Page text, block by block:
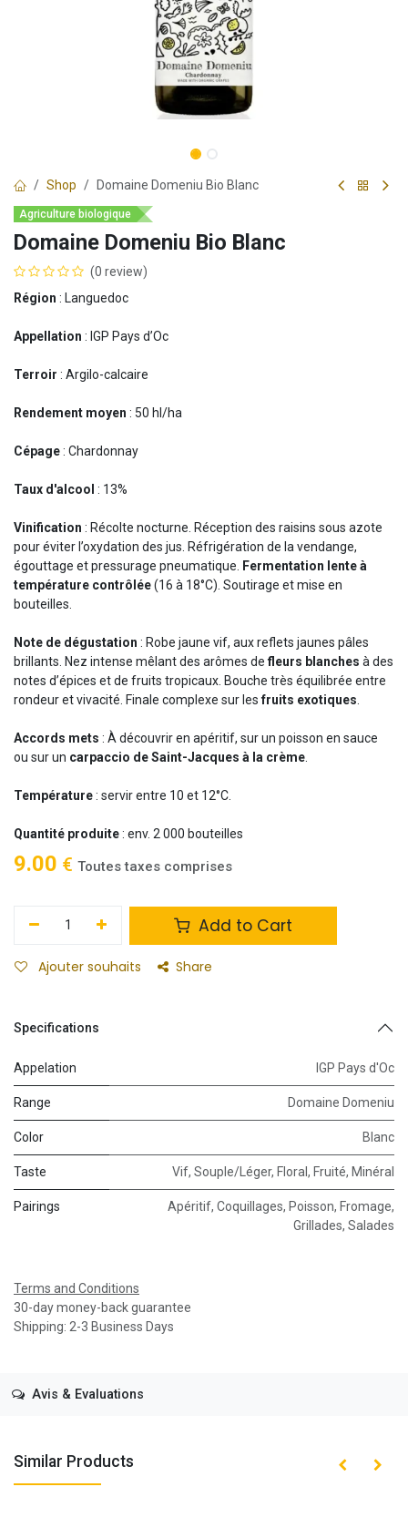
Shop Domaine Domeniu Bio Blanc
Agriculture biologique
Domaine Domeniu Bio Blanc
(0 review)
Région : Languedoc
Appellation : IGP Pays d’Oc
Terroir : Argilo-calcaire
Rendement moyen : 50 hl/ha
Cépage: Chardonnay
Taux d'alcool : 13%
Vinification : Récolte nocturne. Réception des raisins sous azote
pour éviter l’oxydation des jus. Réfrigération de la vendange,
égouttage et pressurage pneumatique. Fermentation lente à
température contrôlée(16 à 18°C). Soutirage et mise en
bouteilles.
Note de dégustation : Robe jaune vif, aux reflets jaunes pâles
brillants. Nez intense mêlant des arômes defleurs blanches à des
notes d’épices et de fruits tropicaux. Bouche très équilibrée entre
rondeur et vivacité. Finale complexe sur lesfruits exotiques.
Accords mets : À découvrir en apéritif, sur un poisson en sauce
ou sur un carpaccio de Saint-Jacques à la crème.
Température: servir entre 10 et 12°C.
Quantité produite: env. 2 000 bouteilles
9.00 € Toutes taxes comprises
Add to Cart
Ajouter souhaits Share
Specifications
Appelation IGP Pays d'Oc
Range Domaine Domeniu
Color Blanc
Taste Vif, Souple/Léger, Floral, Fruité, Minéral
Pairings Apéritif, Coquillages, Poisson, Fromage,
Grillades, Salades
Terms and Conditions
30-day money-back guarantee
Shipping: 2-3 Business Days
Avis & Evaluations
Similar Products